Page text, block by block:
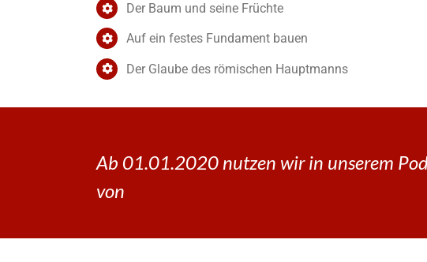
Der Baum und seine Früchte
Auf ein festes Fundament bauen
Der Glaube des römischen Hauptmanns
Ab 01.01.2020 nutzen wir in unserem
von